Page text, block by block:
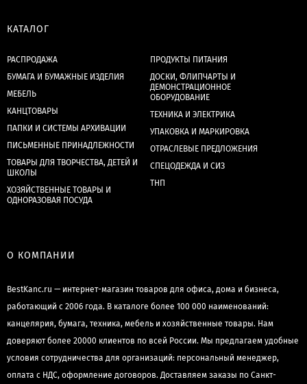
КАТАЛОГ
РАСПРОДАЖА
БУМАГА И БУМАЖНЫЕ ИЗДЕЛИЯ
МЕБЕЛЬ
КАНЦТОВАРЫ
ПАПКИ И СИСТЕМЫ АРХИВАЦИИ
ПИСЬМЕННЫЕ ПРИНАДЛЕЖНОСТИ
ТОВАРЫ ДЛЯ ТВОРЧЕСТВА, ДЕТЕЙ И
ШКОЛЫ
ХОЗЯЙСТВЕННЫЕ ТОВАРЫ И
ОДНОРАЗОВАЯ ПОСУДА
ПРОДУКТЫ ПИТАНИЯ
ДОСКИ, ФЛИПЧАРТЫ И
ДЕМОНСТРАЦИОННОЕ
ОБОРУДОВАНИЕ
ТЕХНИКА И ЭЛЕКТРИКА
УПАКОВКА И МАРКИРОВКА
ОТРАСЛЕВЫЕ ПРЕДЛОЖЕНИЯ
СПЕЦОДЕЖДА И СИЗ
ТНП
О КОМПАНИИ
BestKanc.ru — интернет-магазин товаров для офиса, дома и бизнеса,
работающий с 2006 года. В каталоге более 100 000 наименований:
канцелярия, бумага, техника, мебель и хозяйственные товары. Нам
доверяют более 20000 клиентов по всей России. Мы предлагаем удобные
условия сотрудничества для организаций: персональный менеджер,
оплата с НДС, оформление договоров. Доставляем заказы по Санкт-